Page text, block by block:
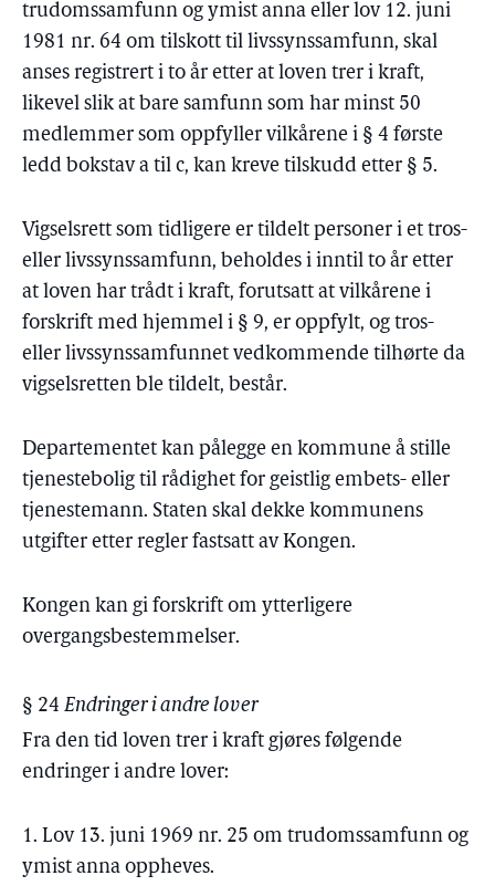
trudomssamfunn og ymist anna eller lov 12. juni
1981 nr. 64 om tilskott til livssynssamfunn, skal
anses registrert i to år etter at loven trer i kraft,
likevel slik at bare samfunn som har minst 50
medlemmer som oppfyller vilkårene i § 4 første
ledd bokstav a til c, kan kreve tilskudd etter § 5.
Vigselsrett som tidligere er tildelt personer i et tros-
eller livssynssamfunn, beholdes i inntil to år etter
at loven har trådt i kraft, forutsatt at vilkårene i
forskrift med hjemmel i § 9, er oppfylt, og tros-
eller livssynssamfunnet vedkommende tilhørte da
vigselsretten ble tildelt, består.
Departementet kan pålegge en kommune å stille
tjenestebolig til rådighet for geistlig embets- eller
tjenestemann. Staten skal dekke kommunens
utgifter etter regler fastsatt av Kongen.
Kongen kan gi forskrift om ytterligere
overgangsbestemmelser.
§ 24 Endringer i andre lover
Fra den tid loven trer i kraft gjøres følgende
endringer i andre lover:
1. Lov 13. juni 1969 nr. 25 om trudomssamfunn og
ymist anna oppheves.